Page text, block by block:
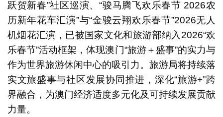
跃贺新春”社区巡演、“骏马腾飞欢乐春节 2026农
历新年花车汇演”与“金骏云翔欢乐春节”2026无人
机烟花汇演，已被国家文化和旅游部纳入2026“欢
乐春节”活动框架，体现澳门“旅游＋盛事”的实力与
作为世界旅游休闲中心的吸引力。旅游局将持续落
实文旅盛事与社区发展协同推进，深化“旅游+”跨
界融合，为澳门经济适度多元化及可持续发展贡献
力量。